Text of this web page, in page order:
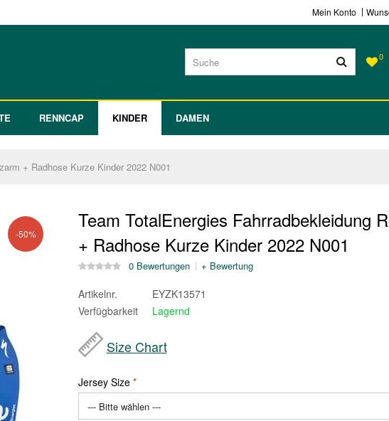
Mein Konto
0
RENNCAP KINDER DAMEN
+ Radhose Kurze Kinder 2022 N001
-50%
Team TotalEnergies Fahrradbekleidung
+ Radhose Kurze Kinder 2022 N001
0 Bewertungen + Bewertung
Artikelnr.
EYZK13571
Verfügbarkeit
Lagernd
Size Chart
Jersey Size